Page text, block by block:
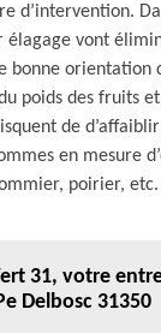
d’intervention.
élagage vont
bonne orientation
poids des fruits
de
en mesure
poirier, etc.
31, votre
Delbosc 31350